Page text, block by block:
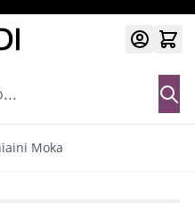
Moka